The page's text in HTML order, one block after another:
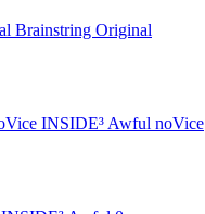
Brainstring Original
INSIDE³ Awful noVice